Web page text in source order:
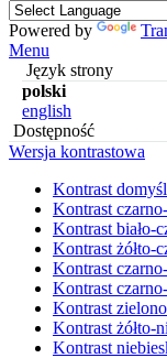
Powered by
Menu
Język strony
polski
english
Dostępność
Wersja kontrastowa
Kontrast
Kontrast
Kontrast biało-
Kontrast żółto-
Kontrast
Kontrast
Kontrast
Kontrast żółto-
Kontrast